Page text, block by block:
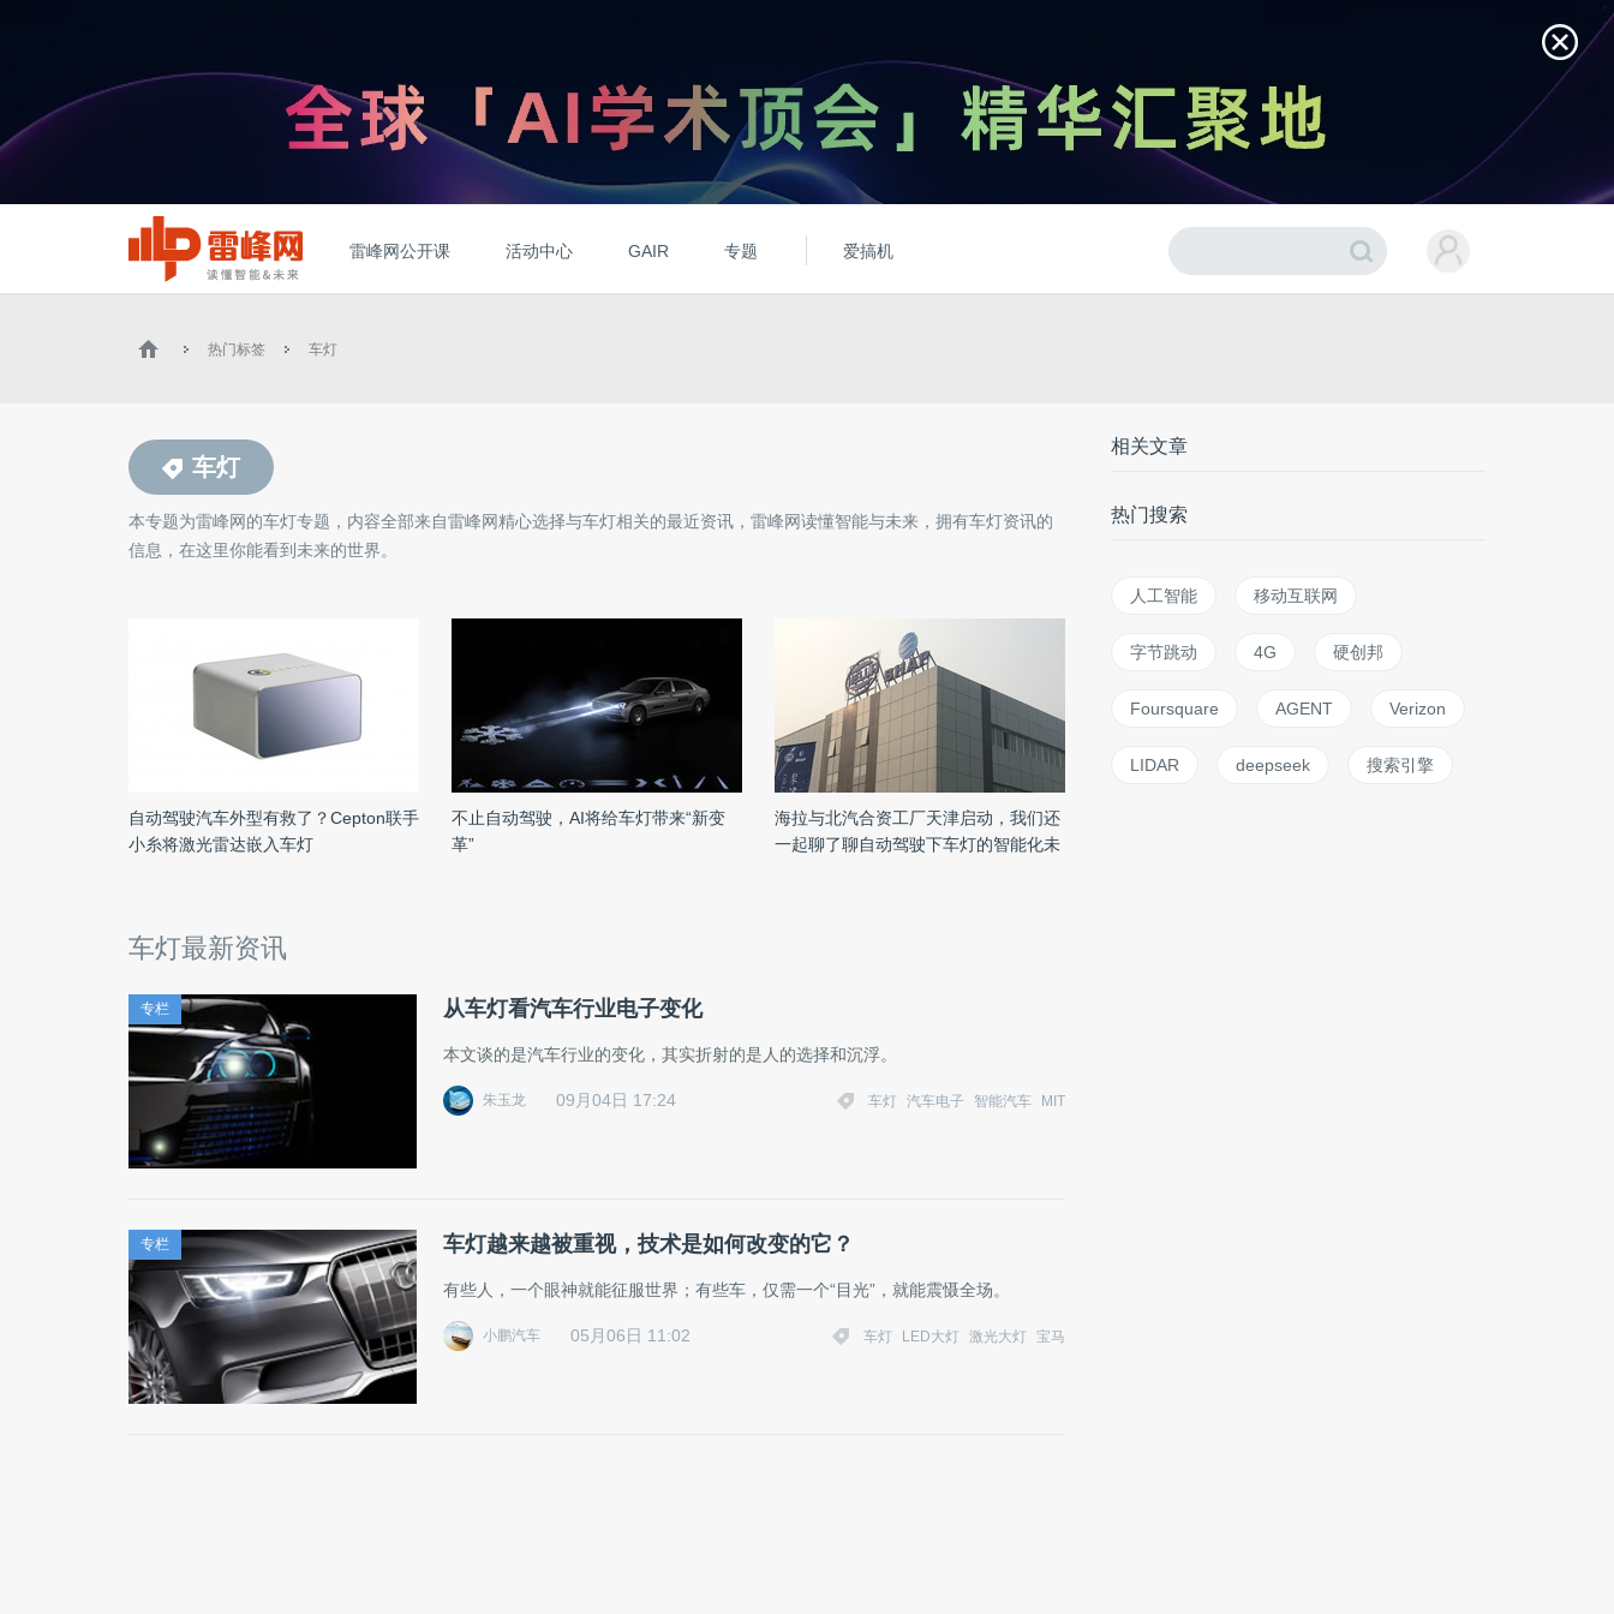
雷峰网公开课 活动中心 GAIR 专题 爱搞机
热门标签 车灯
车灯
本专题为雷峰网的车灯专题，内容全部来自雷峰网精心选择与车灯相关的最近资讯，雷峰网读懂智能与未来，拥有车灯资讯的
信息，在这里你能看到未来的世界。
自动驾驶汽车外型有救了？Cepton联手
小糸将激光雷达嵌入车灯
不止自动驾驶，AI将给车灯带来“新变
革”
海拉与北汽合资工厂天津启动，我们还
一起聊了聊自动驾驶下车灯的智能化未
车灯最新资讯
专栏 从车灯看汽车行业电子变化
本文谈的是汽车行业的变化，其实折射的是人的选择和沉浮。
朱玉龙 09月04日 17:24 车灯 汽车电子 智能汽车 MIT
专栏 车灯越来越被重视，技术是如何改变的它？
有些人，一个眼神就能征服世界；有些车，仅需一个“目光”，就能震慑全场。
小鹏汽车 05月06日 11:02 车灯 LED大灯 激光大灯 宝马
相关文章
热门搜索
人工智能 移动互联网
字节跳动 4G 硬创邦
Foursquare AGENT Verizon
LIDAR deepseek 搜索引擎